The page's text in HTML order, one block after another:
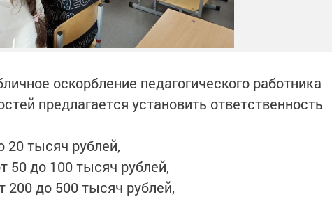
оскорбление педагогического работника
предлагается установить ответственность
20 тысяч рублей,
до 100 тысяч рублей,
до 500 тысяч рублей,